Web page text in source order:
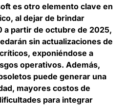
es otro elemento clave en
al dejar de brindar
a partir de octubre de 2025,
sin actualizaciones de
exponiéndose a
operativos. Además,
puede generar una
mayores costos de
para integrar